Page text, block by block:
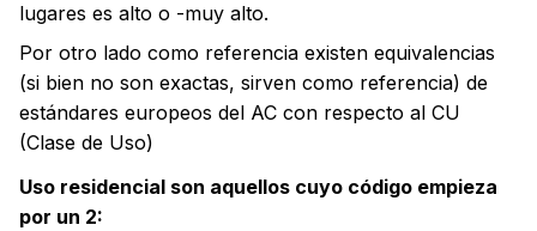
lugares es alto o -muy alto.
Por otro lado como referencia existen equivalencias
(si bien no son exactas, sirven como referencia) de
estándares europeos del AC con respecto al CU
(Clase de Uso)
Uso residencial son aquellos cuyo código empieza
por un 2: